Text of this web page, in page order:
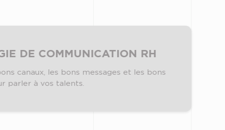
DE COMMUNICATION RH
canaux, les bons messages et les bons
parler à vos talents.